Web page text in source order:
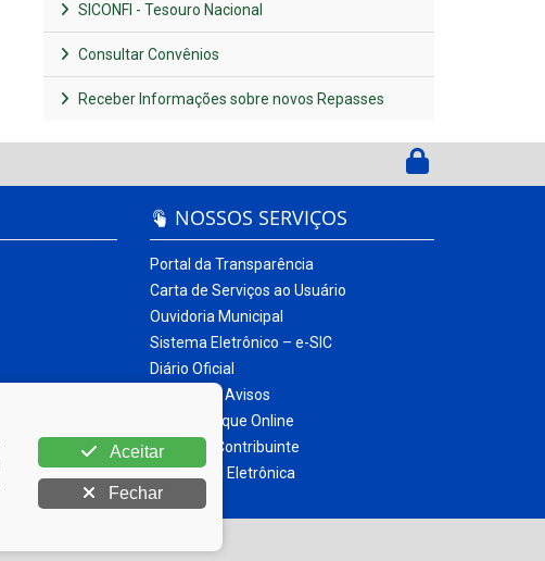
SICONFI - Tesouro Nacional
Consultar Convênios
Receber Informações sobre novos Repasses
NOSSOS SERVIÇOS
Portal da Transparência
Carta de Serviços ao Usuário
Ouvidoria Municipal
Sistema Eletrônico – e-SIC
Diário Oficial
Quadro de Avisos
Contracheque Online
Portal do Contribuinte
Nota Fiscal Eletrônica
Aceitar
Fechar